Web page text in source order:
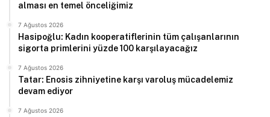
alması en temel önceliğimiz
7 Ağustos 2026
Hasipoğlu: Kadın kooperatiflerinin tüm çalışanlarının
sigorta primlerini yüzde 100 karşılayacağız
7 Ağustos 2026
Tatar: Enosis zihniyetine karşı varoluş mücadelemiz
devam ediyor
7 Ağustos 2026